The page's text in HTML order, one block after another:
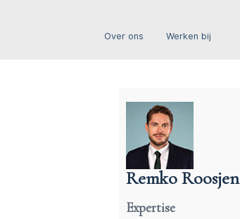
Over ons Werken bij
Remko Roosjen
Advocaat contractenrecht
Expertise